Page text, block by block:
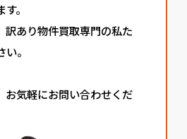
。
あり物件買取専門の私た
。
お気軽にお問い合わせくだ